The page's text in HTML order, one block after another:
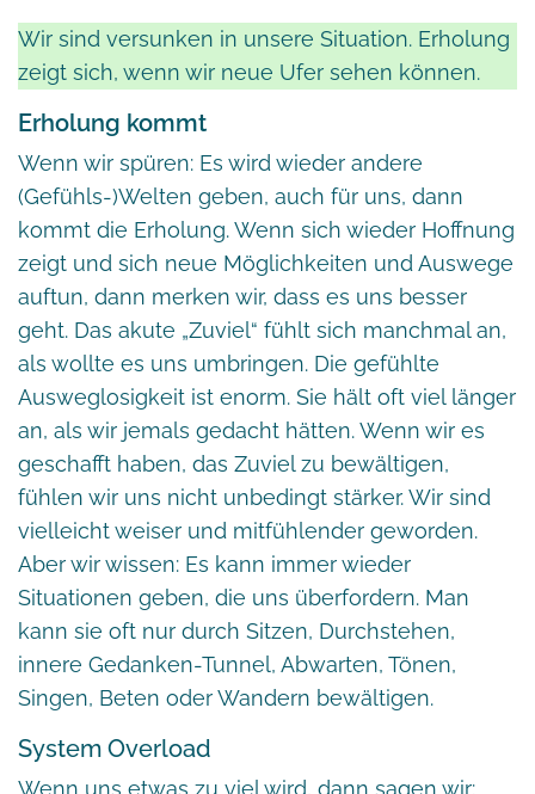
Wir sind versunken in unsere Situation. Erholung
zeigt sich, wenn wir neue Ufer sehen können.
Erholung kommt
Wenn wir spüren: Es wird wieder andere
(Gefühls-)Welten geben, auch für uns, dann
kommt die Erholung. Wenn sich wieder Hoffnung
zeigt und sich neue Möglichkeiten und Auswege
auftun, dann merken wir, dass es uns besser
geht. Das akute „Zuviel“ fühlt sich manchmal an,
als wollte es uns umbringen. Die gefühlte
Ausweglosigkeit ist enorm. Sie hält oft viel länger
an, als wir jemals gedacht hätten. Wenn wir es
geschafft haben, das Zuviel zu bewältigen,
fühlen wir uns nicht unbedingt stärker. Wir sind
vielleicht weiser und mitfühlender geworden.
Aber wir wissen: Es kann immer wieder
Situationen geben, die uns überfordern. Man
kann sie oft nur durch Sitzen, Durchstehen,
innere Gedanken-Tunnel, Abwarten, Tönen,
Singen, Beten oder Wandern bewältigen.
System Overload
Wenn uns etwas zu viel wird, dann sagen wir: